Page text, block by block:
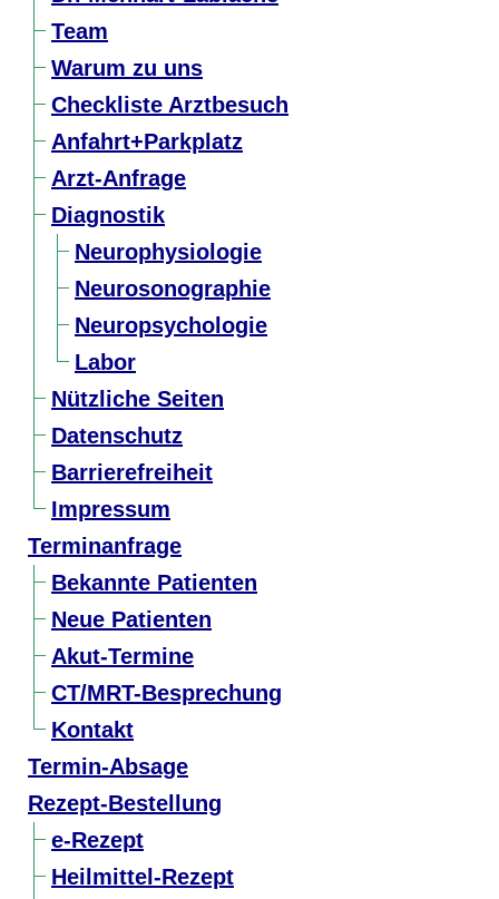
Team
Warum zu uns
Checkliste Arztbesuch
Anfahrt+Parkplatz
Arzt-Anfrage
Diagnostik
Neurophysiologie
Neurosonographie
Neuropsychologie
Labor
Nützliche Seiten
Datenschutz
Barrierefreiheit
Impressum
Terminanfrage
Bekannte Patienten
Neue Patienten
Akut-Termine
CT/MRT-Besprechung
Kontakt
Termin-Absage
Rezept-Bestellung
e-Rezept
Heilmittel-Rezept